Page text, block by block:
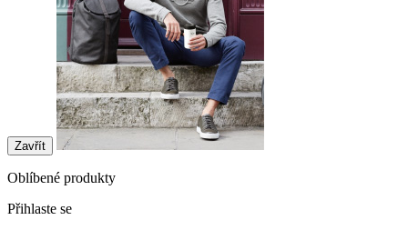
Zavřít
Oblíbené produkty
Přihlaste se